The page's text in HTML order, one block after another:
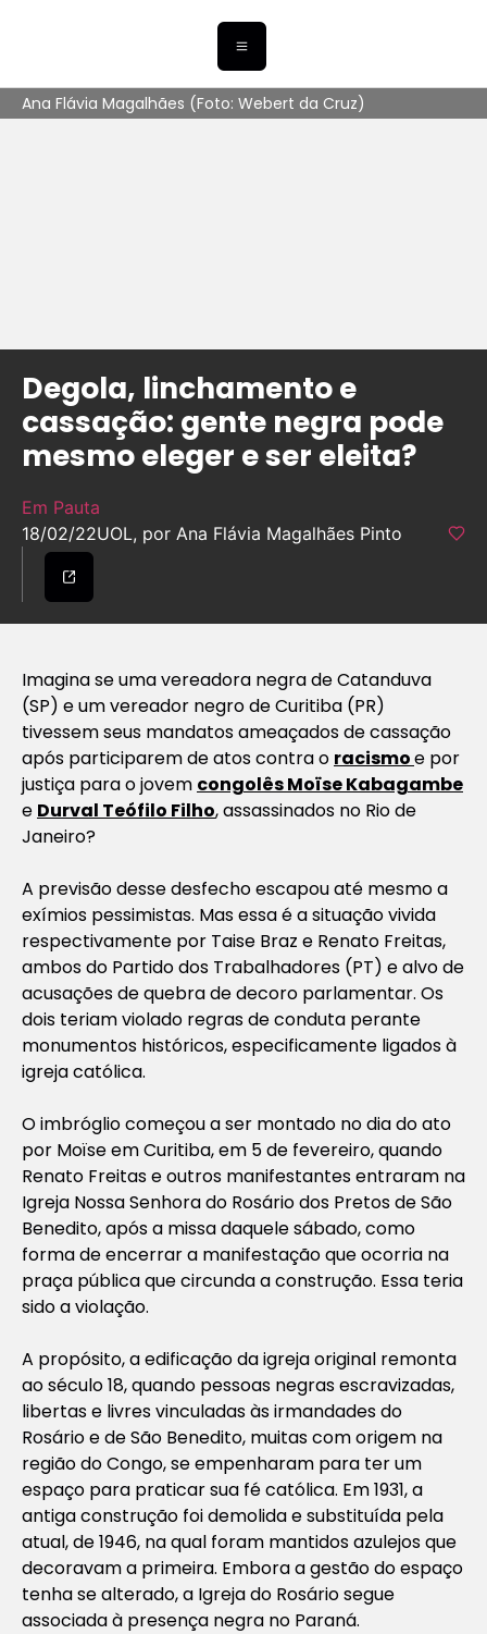
Ana Flávia Magalhães (Foto: Webert da Cruz)
Degola, linchamento e
cassação: gente negra pode
mesmo eleger e ser eleita?
Em Pauta
18/02/22UOL, por Ana Flávia Magalhães Pinto
Imagina se uma vereadora negra de Catanduva
(SP) e um vereador negro de Curitiba (PR)
tivessem seus mandatos ameaçados de cassação
após participarem de atos contra o racismoe por
justiça para o jovem congolês Moïse Kabagambe
e Durval Teófilo Filho, assassinados no Rio de
Janeiro?
A previsão desse desfecho escapou até mesmo a
exímios pessimistas. Mas essa é a situação vivida
respectivamente por Taise Braz e Renato Freitas,
ambos do Partido dos Trabalhadores (PT) e alvo de
acusações de quebra de decoro parlamentar. Os
dois teriam violado regras de conduta perante
monumentos históricos, especificamente ligados à
igreja católica.
O imbróglio começou a ser montado no dia do ato
por Moïse em Curitiba, em 5 de fevereiro, quando
Renato Freitas e outros manifestantes entraram na
Igreja Nossa Senhora do Rosário dos Pretos de São
Benedito, após a missa daquele sábado, como
forma de encerrar a manifestação que ocorria na
praça pública que circunda a construção. Essa teria
sido a violação.
A propósito, a edificação da igreja original remonta
ao século 18, quando pessoas negras escravizadas,
libertas e livres vinculadas às irmandades do
Rosário e de São Benedito, muitas com origem na
região do Congo, se empenharam para ter um
espaço para praticar sua fé católica. Em 1931, a
antiga construção foi demolida e substituída pela
atual, de 1946, na qual foram mantidos azulejos que
decoravam a primeira. Embora a gestão do espaço
tenha se alterado, a Igreja do Rosário segue
associada à presença negra no Paraná.